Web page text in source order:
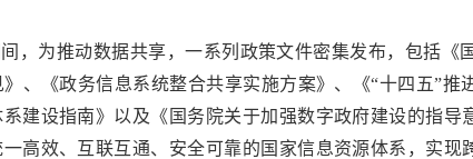
，为推动数据共享，一系列政策文件密集发布，包括《
、《政务信息系统整合共享实施方案》、《“十四五”推
系建设指南》以及《国务院关于加强数字政府建设的指导
高效、互联互通、安全可靠的国家信息资源体系，实现